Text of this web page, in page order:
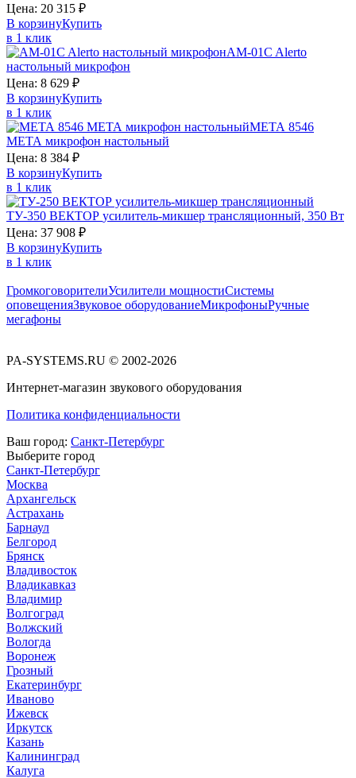
Цена: 20 315 ₽
В корзинуКупить
в 1 клик
AM-01C Alerto
настольный микрофон
Цена: 8 629 ₽
В корзинуКупить
в 1 клик
МЕТА 8546
МЕТА микрофон настольный
Цена: 8 384 ₽
В корзинуКупить
в 1 клик
ТУ-350 ВЕКТОР усилитель-микшер трансляционный, 350 Вт
Цена: 37 908 ₽
В корзинуКупить
в 1 клик
ГромкоговорителиУсилители мощностиСистемы
оповещенияЗвуковое оборудованиеМикрофоныРучные
мегафоны
PA-SYSTEMS.RU © 2002-2026
Интернет-магазин звукового оборудования
Политика конфиденциальности
Ваш город: Санкт-Петербург
Выберите город
Санкт-Петербург
Москва
Архангельск
Астрахань
Барнаул
Белгород
Брянск
Владивосток
Владикавказ
Владимир
Волгоград
Волжский
Вологда
Воронеж
Грозный
Екатеринбург
Иваново
Ижевск
Иркутск
Казань
Калининград
Калуга